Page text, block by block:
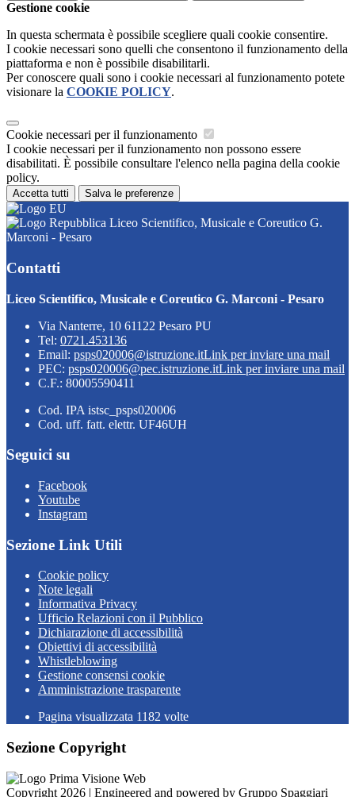
Gestione cookie
In questa schermata è possibile scegliere quali cookie consentire.
I cookie necessari sono quelli che consentono il funzionamento della
piattaforma e non è possibile disabilitarli.
Per conoscere quali sono i cookie necessari al funzionamento potete
visionare la COOKIE POLICY.
Cookie necessari per il funzionamento
I cookie necessari per il funzionamento non possono essere
disabilitati. È possibile consultare l'elenco nella pagina della cookie
policy.
Accetta tutti Salva le preferenze
Liceo Scientifico, Musicale e Coreutico G.
Marconi - Pesaro
Contatti
Liceo Scientifico, Musicale e Coreutico G. Marconi - Pesaro
Via Nanterre, 10 61122 Pesaro PU
Tel: 0721.453136
Email: psps020006@istruzione.itLink per inviare una mail
PEC: psps020006@pec.istruzione.itLink per inviare una mail
C.F.: 80005590411
Cod. IPA istsc_psps020006
Cod. uff. fatt. elettr. UF46UH
Seguici su
Facebook
Youtube
Instagram
Sezione Link Utili
Cookie policy
Note legali
Informativa Privacy
Ufficio Relazioni con il Pubblico
Dichiarazione di accessibilità
Obiettivi di accessibilità
Whistleblowing
Gestione consensi cookie
Amministrazione trasparente
Pagina visualizzata 1182 volte
Sezione Copyright
Copyright 2026 | Engineered and powered by Gruppo Spaggiari